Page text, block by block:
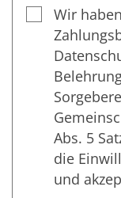
Wir
Abs. 5
die
und